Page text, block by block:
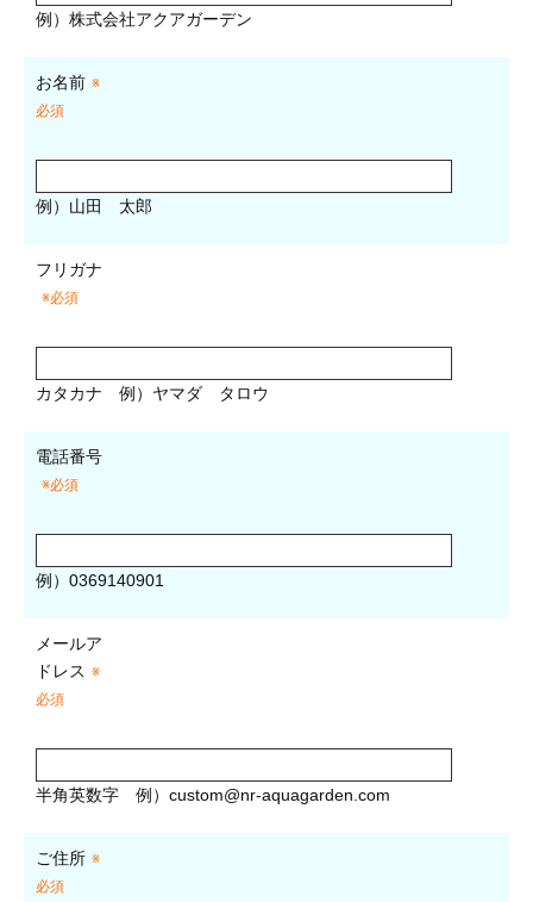
例）株式会社アクアガーデン
お名前 ※
必須
例）山田 太郎
フリガナ
※必須
カタカナ 例）ヤマダ タロウ
電話番号
※必須
例）0369140901
メールア
ドレス ※
必須
半角英数字 例） custom@nr-aquagarden.com
ご住所 ※
必須